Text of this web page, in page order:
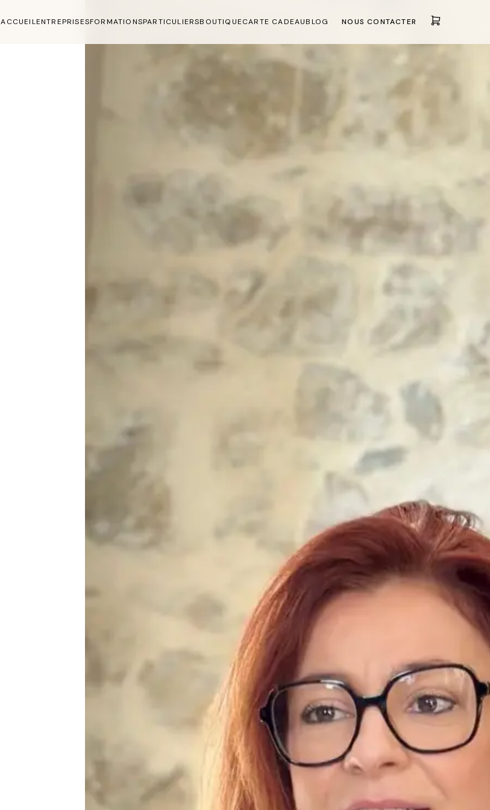
ACCUEILENTREPRISESFORMATIONSPARTICULIERSBOUTIQUECARTE CADEAUBLOG NOUS CONTACTER